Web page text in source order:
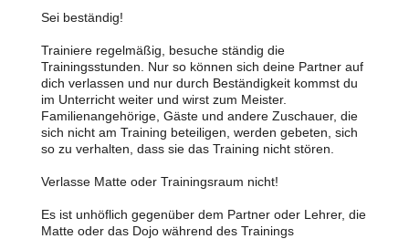
Sei beständig!
Trainiere regelmäßig, besuche ständig die
Trainingsstunden. Nur so können sich deine Partner auf
dich verlassen und nur durch Beständigkeit kommst du
im Unterricht weiter und wirst zum Meister.
Familienangehörige, Gäste und andere Zuschauer, die
sich nicht am Training beteiligen, werden gebeten, sich
so zu verhalten, dass sie das Training nicht stören.
Verlasse Matte oder Trainingsraum nicht!
Es ist unhöflich gegenüber dem Partner oder Lehrer, die
Matte oder das Dojo während des Trainings